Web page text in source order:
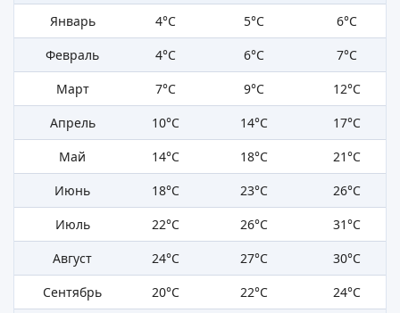
Январь
4°C 5°C
6°C
Февраль
4°C 6°C
7°C
Март
7°C 9°C
12°C
Апрель
10°C 14°C
17°C
Май
14°C 18°C
21°C
Июнь
18°C 23°C
26°C
Июль
22°C 26°C
31°C
Август
24°C 27°C
30°C
Сентябрь
20°C 22°C
24°C